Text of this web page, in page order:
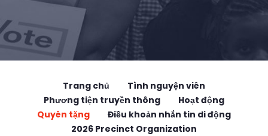
Trang chủ
Tình nguyện viên
Phương tiện truyền thông
Hoạt động
Quyên tặng
Điều khoản nhắn tin di động
2026 Precinct Organization